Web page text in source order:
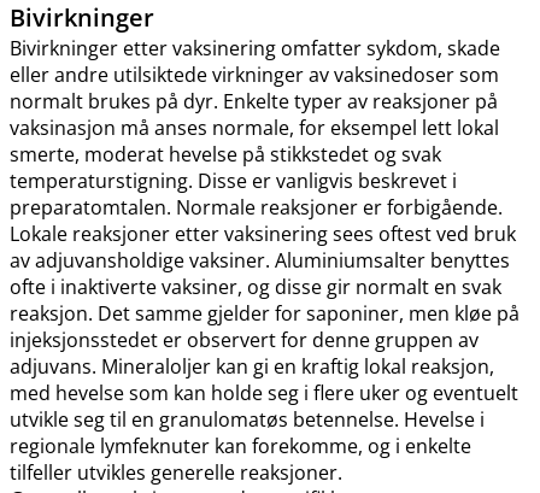
Bivirkninger
Bivirkninger etter vaksinering omfatter sykdom, skade
eller andre utilsiktede virkninger av vaksinedoser som
normalt brukes på dyr. Enkelte typer av reaksjoner på
vaksinasjon må anses normale, for eksempel lett lokal
smerte, moderat hevelse på stikkstedet og svak
temperaturstigning. Disse er vanligvis beskrevet i
preparatomtalen. Normale reaksjoner er forbigående.
Lokale reaksjoner etter vaksinering sees oftest ved bruk
av adjuvansholdige vaksiner. Aluminiumsalter benyttes
ofte i inaktiverte vaksiner, og disse gir normalt en svak
reaksjon. Det samme gjelder for saponiner, men kløe på
injeksjonsstedet er observert for denne gruppen av
adjuvans. Mineraloljer kan gi en kraftig lokal reaksjon,
med hevelse som kan holde seg i flere uker og eventuelt
utvikle seg til en granulomatøs betennelse. Hevelse i
regionale lymfeknuter kan forekomme, og i enkelte
tilfeller utvikles generelle reaksjoner.